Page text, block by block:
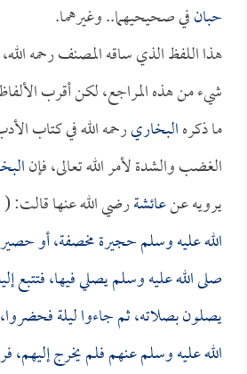
حبانفي صحيحيهما.. وغيرهما.
هذا اللفظ الذي ساقه المصنف رحمه
شيء من هذه المراجع، لكن أقرب
ما ذكرهالبخاريرحمه الله في كتاب
الغضب والشدة لأمر الله تعالى، فإن
يرويه عنعائشةرضي الله عنها قالت: (
الله عليه وسلم حجيرة مخصفة، أو
صلى الله عليه وسلم يصلي فيها، فتتبع
يصلون بصلاته، ثم جاءوا ليلة
الله عليه وسلم عنهم فلم يخرج إليهم،